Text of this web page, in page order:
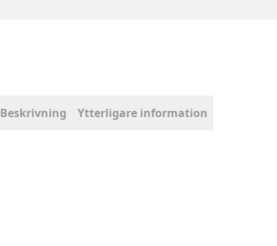
Beskrivning Ytterligare information